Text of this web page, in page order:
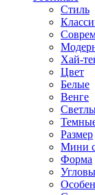
Стиль
Хай-
Цвет
Белые
Венге
Размер
Мини
Форма